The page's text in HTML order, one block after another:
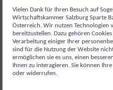
21. NOVEMBER 2023
Vielen Dank für Ihren Besuch auf
Wirtschaftskammer Salzburg Sparte
Österreich. Wir nutzen Technologien
bereitzustellen. Dazu gehören
Verarbeitung einiger Ihrer
sind für die Nutzung der Website
ermöglichen sie es uns, einen
Ihnen zu interagieren. Sie können
oder widerrufen.